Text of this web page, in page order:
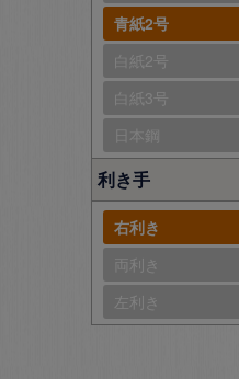
青紙2号
白紙2号
白紙3号
日本鋼
利き手
右利き
両利き
左利き